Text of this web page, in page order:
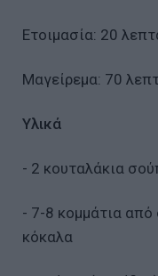
Ετοιμασία: 20
Μαγείρεμα: 70
Υλικά
- 2 κουταλάκια
- 7-8 κομμάτια
κόκαλα